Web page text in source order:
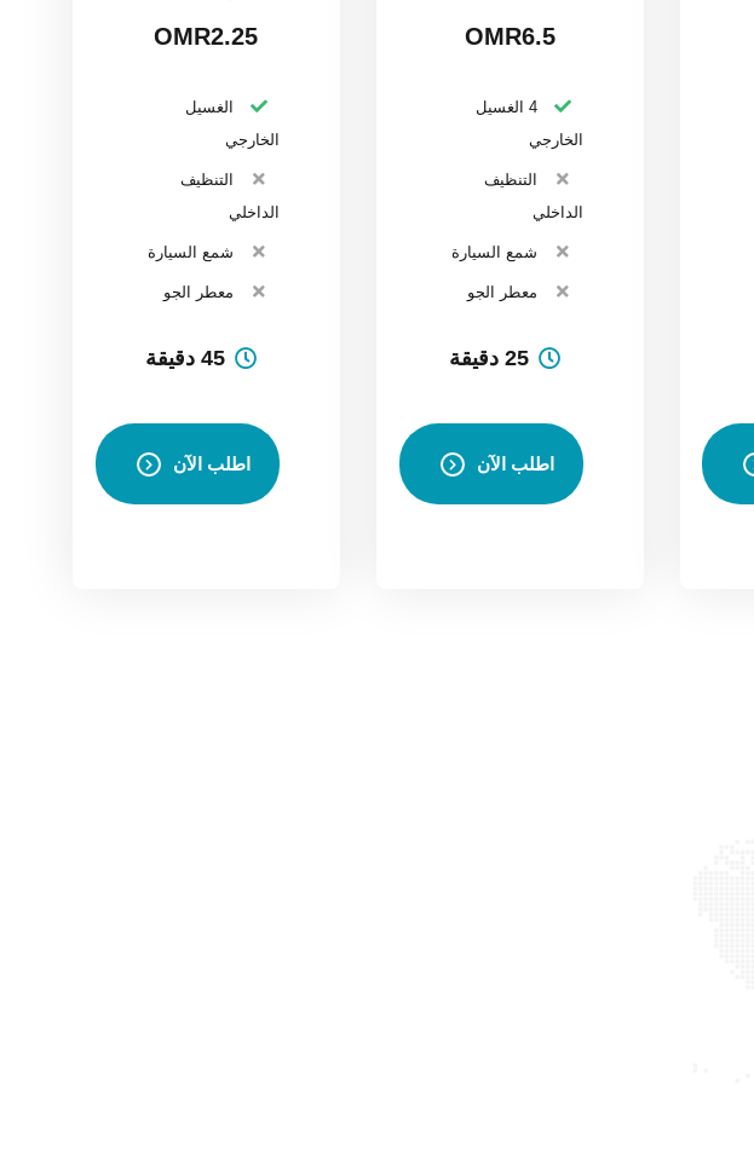
OMR2.25
الغسيل
الخارجي
التنظيف
الداخلي
شمع السيارة
معطر الجو
45 دقيقة
اطلب الآن
OMR6.5
4 الغسيل
الخارجي
التنظيف
الداخلي
شمع السيارة
معطر الجو
25 دقيقة
اطلب الآن